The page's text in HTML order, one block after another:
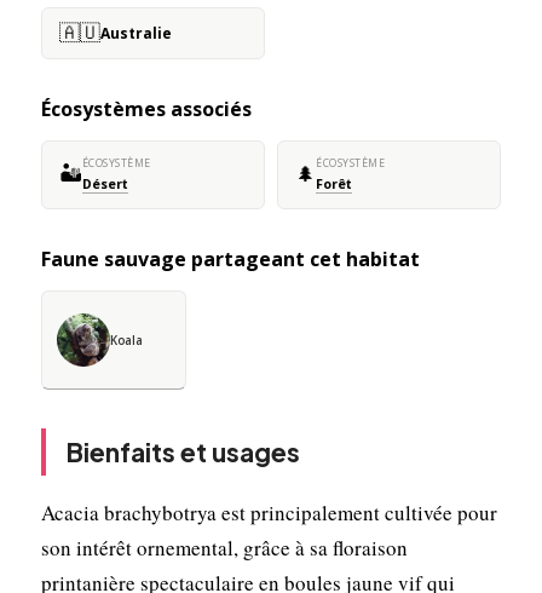
🇦🇺Australie
Écosystèmes associés
🏜️ÉCOSYSTÈME
Désert 🌲 ÉCOSYSTÈME
Forêt
Faune sauvage partageant cet habitat
Koala
Bienfaits et usages
Acacia brachybotrya est principalement cultivée pour
son intérêt ornemental, grâce à sa floraison
printanière spectaculaire en boules jaune vif qui